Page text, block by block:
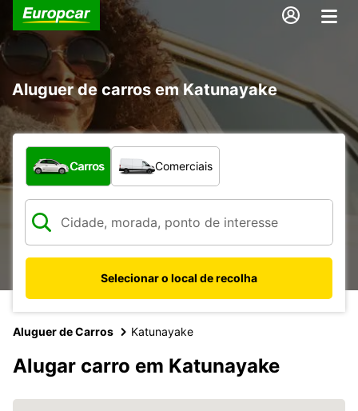
Aluguer de carros em Katunayake
Que tipo de veículo pretende?
Carros Comerciais
Selecionar o local de recolha
Aluguer de Carros Katunayake
Alugar carro em Katunayake